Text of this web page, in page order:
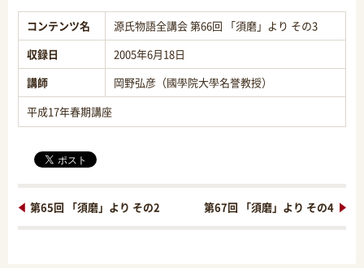
コンテンツ名
源氏物語全講会 第66回 「須磨」より その3
収録日
2005年6月18日
講師
岡野弘彦（國學院大學名誉教授）
平成17年春期講座
第65回 「須磨」より その2 第67回 「須磨」より その4